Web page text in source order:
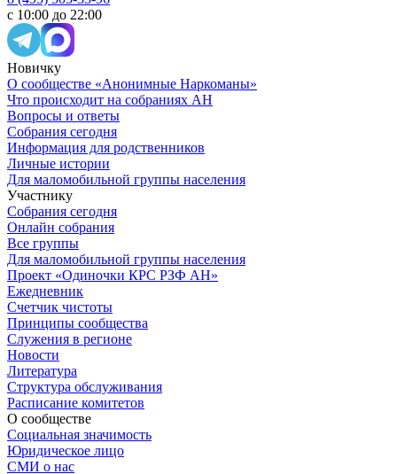
с 10:00 до 22:00
Новичку
О сообществе «Анонимные Наркоманы»
Что происходит на собраниях АН
Вопросы и ответы
Собрания сегодня
Информация для родственников
Личные истории
Для маломобильной группы населения
Участнику
Собрания сегодня
Онлайн собрания
Все группы
Для маломобильной группы населения
Проект «Одиночки КРС РЗФ АН»
Ежедневник
Счетчик чистоты
Принципы сообщества
Служения в регионе
Новости
Литература
Структура обслуживания
Расписание комитетов
О сообществе
Социальная значимость
Юридическое лицо
СМИ о нас